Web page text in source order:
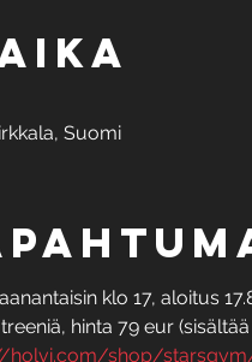
Suomi
klo 17, aloitus
hinta 79 eur (sisältää
holvi.com/shop/